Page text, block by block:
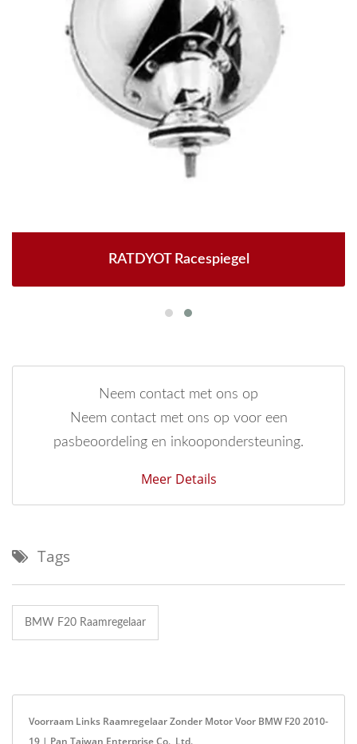
RATDYOT Racespiegel
Neem contact met ons op
Neem contact met ons op voor een
pasbeoordeling en inkoopondersteuning.
Meer Details
Tags
BMW F20 Raamregelaar
Voorraam Links Raamregelaar Zonder Motor Voor BMW F20 2010-
19 | Pan Taiwan Enterprise Co., Ltd.